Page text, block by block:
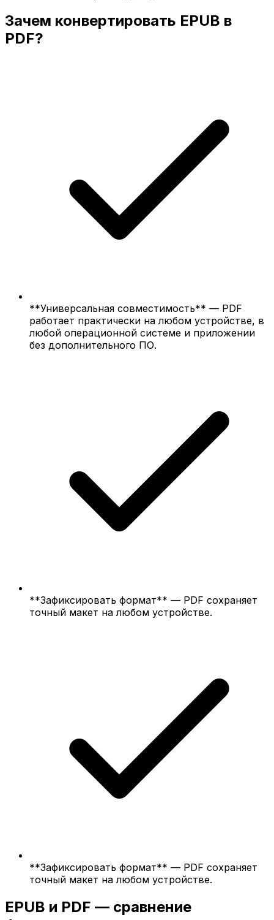
Зачем конвертировать EPUB в
PDF?
**Универсальная совместимость** — PDF
работает практически на любом устройстве, в
любой операционной системе и приложении
без дополнительного ПО.
**Зафиксировать формат** — PDF сохраняет
точный макет на любом устройстве.
**Зафиксировать формат** — PDF сохраняет
точный макет на любом устройстве.
EPUB и PDF — сравнение